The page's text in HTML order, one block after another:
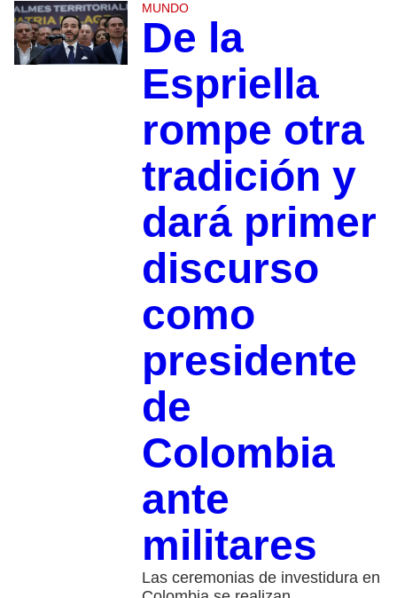
MUNDO
De la
Espriella
rompe otra
tradición y
dará primer
discurso
como
presidente
de
Colombia
ante
militares
Las ceremonias de investidura en